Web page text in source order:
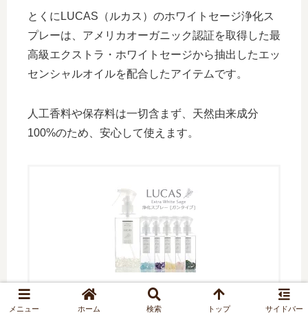
とくにLUCAS（ルカス）のホワイトセージ浄化ス
プレーは、アメリカオーガニック認証を取得した最
高級エクストラ・ホワイトセージから抽出したエッ
センシャルオイルを配合したアイテムです。
人工香料や保存料は一切含まず、天然由来成分
100%のため、安心して使えます。
LUCAS ホワイトセージ 浄化スプレー
メニュー ホーム 検索 トップ サイドバー